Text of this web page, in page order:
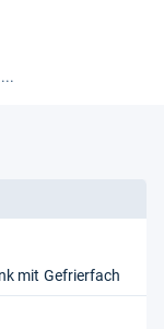
mit Gefrierfach